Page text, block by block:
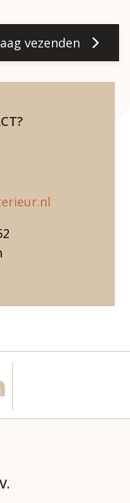
vezenden